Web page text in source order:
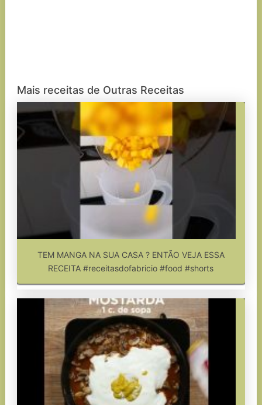
Mais receitas de Outras Receitas
TEM MANGA NA SUA CASA ? ENTÃO VEJA ESSA
RECEITA #receitasdofabricio #food #shorts